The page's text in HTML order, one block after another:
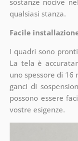
sostanze nocive
qualsiasi stanza.
Facile
I quadri sono
La tela è
uno spessore di 16
ganci di
possono essere
vostre esigenze.